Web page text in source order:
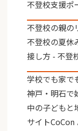
不登校支援ポ
不登校の親の
不登校の夏休
接し方 - 不登
学校でも家で
神戸・明石で
中の子どもと
サイトCoCon